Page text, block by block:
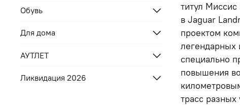
титул
в Jaguar
проектом
легендарных
специально
повышения
трасс
Обувь
Для дома
АУТЛЕТ
Ликвидация 2026